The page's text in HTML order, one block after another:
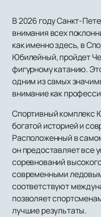
В 2026 году Санкт-
внимания всех
как именно здесь, в
Юбилейный, пройдет
фигурному катанию.
одним из самых
внимание как
Спортивный комплекс
богатой историей и
Расположенный в
он предоставляет все
соревнований
современными
соответствуют
позволяет
лучшие результаты.